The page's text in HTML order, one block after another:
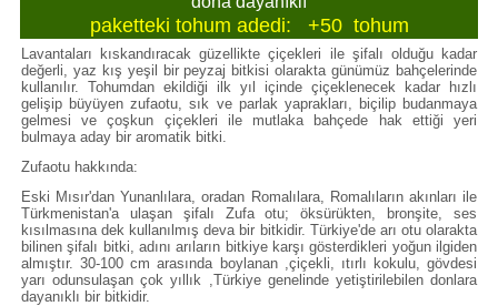
paketteki tohum adedi: +50 tohum
Lavantaları kıskandıracak güzellikte çiçekleri ile şifalı olduğu kadar
değerli, yaz kış yeşil bir peyzaj bitkisi olarakta günümüz bahçelerinde
kullanılır. Tohumdan ekildiği ilk yıl içinde çiçeklenecek kadar hızlı
gelişip büyüyen zufaotu, sık ve parlak yaprakları, biçilip budanmaya
gelmesi ve çoşkun çiçekleri ile mutlaka bahçede hak ettiği yeri
bulmaya aday bir aromatik bitki.
Zufaotu hakkında:
Eski Mısır'dan Yunanlılara, oradan Romalılara, Romalıların akınları ile
Türkmenistan'a ulaşan şifalı Zufa otu; öksürükten, bronşite, ses
kısılmasına dek kullanılmış deva bir bitkidir. Türkiye'de arı otu olarakta
bilinen şifalı bitki, adını arıların bitkiye karşı gösterdikleri yoğun ilgiden
almıştır. 30-100 cm arasında boylanan ,çiçekli, ıtırlı kokulu, gövdesi
yarı odunsulaşan çok yıllık ,Türkiye genelinde yetiştirilebilen donlara
dayanıklı bir bitkidir.